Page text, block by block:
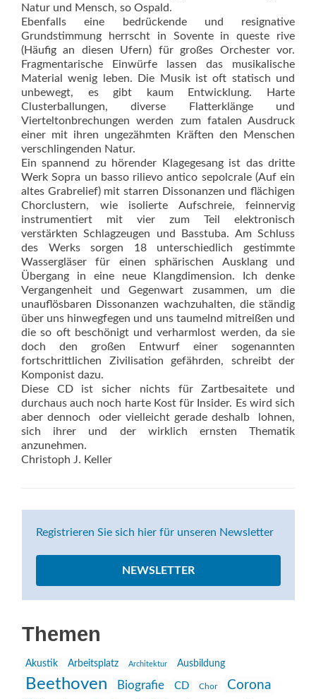
Natur und Mensch, so Ospald.
Ebenfalls eine bedrückende und resignative
Grundstimmung herrscht in Sovente in queste rive
(Häufig an diesen Ufern) für großes Orchester vor.
Fragmentarische Einwürfe lassen das musikalische
Material wenig leben. Die Musik ist oft statisch und
unbewegt, es gibt kaum Entwicklung. Harte
Clusterballungen, diverse Flatterklänge und
Vierteltonbrechungen werden zum fatalen Ausdruck
einer mit ihren ungezähmten Kräften den Menschen
verschlingenden Natur.
Ein spannend zu hörender Klagegesang ist das dritte
Werk Sopra un basso rilievo antico sepolcrale (Auf ein
altes Grabrelief) mit starren Dissonanzen und flächigen
Chorclustern, wie isolierte Aufschreie, feinnervig
instrumentiert mit vier zum Teil elektronisch
verstärkten Schlagzeugen und Basstuba. Am Schluss
des Werks sorgen 18 unterschiedlich gestimmte
Wassergläser für einen sphärischen Ausklang und
Übergang in eine neue Klangdimension. Ich denke
Vergangenheit und Gegenwart zusammen, um die
unauflösbaren Dissonanzen wachzuhalten, die ständig
über uns hinwegfegen und uns taumelnd mitreißen und
die so oft beschönigt und verharmlost werden, da sie
doch den großen Entwurf einer sogenannten
fortschrittlichen Zivilisation gefährden, schreibt der
Komponist dazu.
Diese CD ist sicher nichts für Zartbesaitete und
durchaus auch noch harte Kost für Insider. Es wird sich
aber dennoch  oder vielleicht gerade deshalb  lohnen,
sich ihrer und der wirklich ernsten Thematik
anzunehmen.
Christoph J. Keller
Registrieren Sie sich hier für unseren Newsletter
NEWSLETTER
Themen
Akustik Arbeitsplatz Architektur Ausbildung
Beethoven Biografie CD Chor Corona